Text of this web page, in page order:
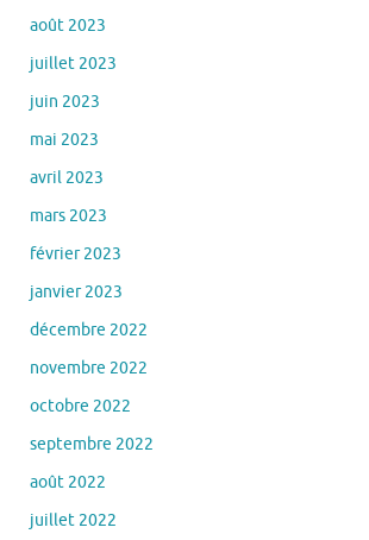
août 2023
juillet 2023
juin 2023
mai 2023
avril 2023
mars 2023
février 2023
janvier 2023
décembre 2022
novembre 2022
octobre 2022
septembre 2022
août 2022
juillet 2022